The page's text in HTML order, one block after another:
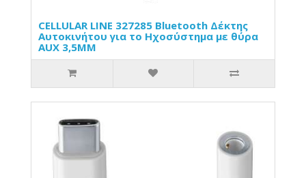
CELLULAR LINE 327285 Bluetooth Δέκτης
Αυτοκινήτου για το Ηχοσύστημα με θύρα
AUX 3,5MM